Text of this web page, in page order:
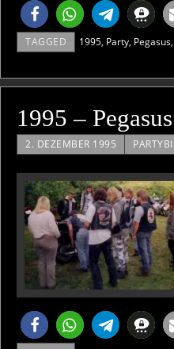
TAGGED 1995, Party, Pegasus
1995 –
2. DEZEMBER 1995